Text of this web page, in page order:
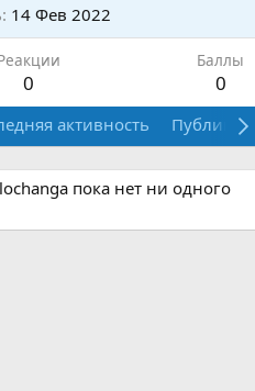
14 Фев 2022
0
Баллы
0
активность
пока нет ни одного